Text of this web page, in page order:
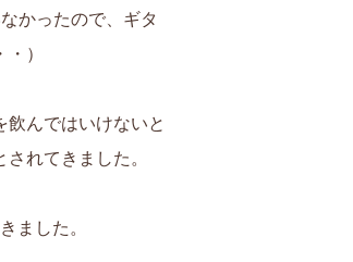
かったので、ギタ
）
んではいけないと
れてきました。
ました。